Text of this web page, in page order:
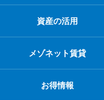
資産の活用
メゾネット賃貸
お得情報